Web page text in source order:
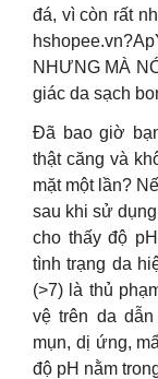
đá, vì còn rất
NHƯNG MÀ
giác da sạch
Đã bao giờ
thật căng và
mặt một lần?
sau khi sử
cho thấy độ
tình trạng da
(>7) là thủ
vệ trên da
mụn, dị ứng,
độ pH nằm